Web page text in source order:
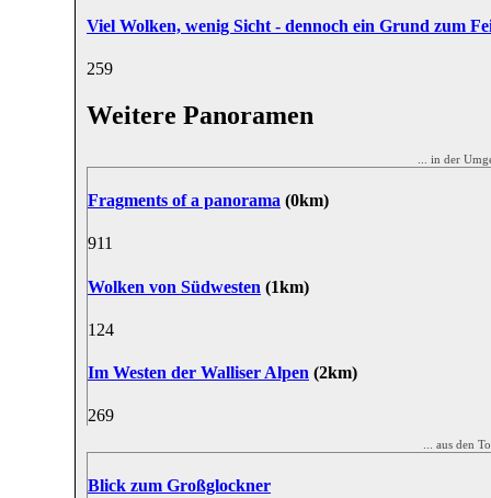
Viel Wolken, wenig Sicht - dennoch ein Grund zum
259
Weitere Panoramen
... in der
Fragments of a panorama (0km)
911
Wolken von Südwesten (1km)
124
Im Westen der Walliser Alpen (2km)
269
... aus den
Blick zum Großglockner